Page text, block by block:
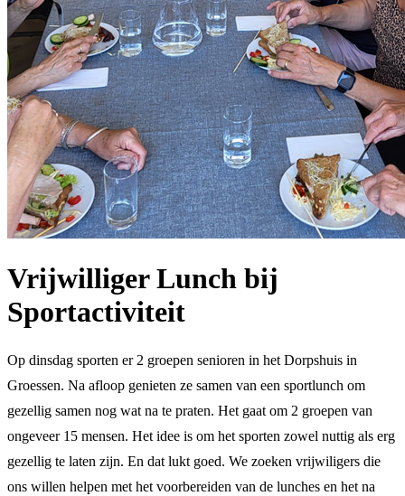
Vrijwilliger Lunch bij
Sportactiviteit
Op dinsdag sporten er 2 groepen senioren in het Dorpshuis in
Groessen. Na afloop genieten ze samen van een sportlunch om
gezellig samen nog wat na te praten. Het gaat om 2 groepen van
ongeveer 15 mensen. Het idee is om het sporten zowel nuttig als erg
gezellig te laten zijn. En dat lukt goed. We zoeken vrijwiligers die
ons willen helpen met het voorbereiden van de lunches en het na